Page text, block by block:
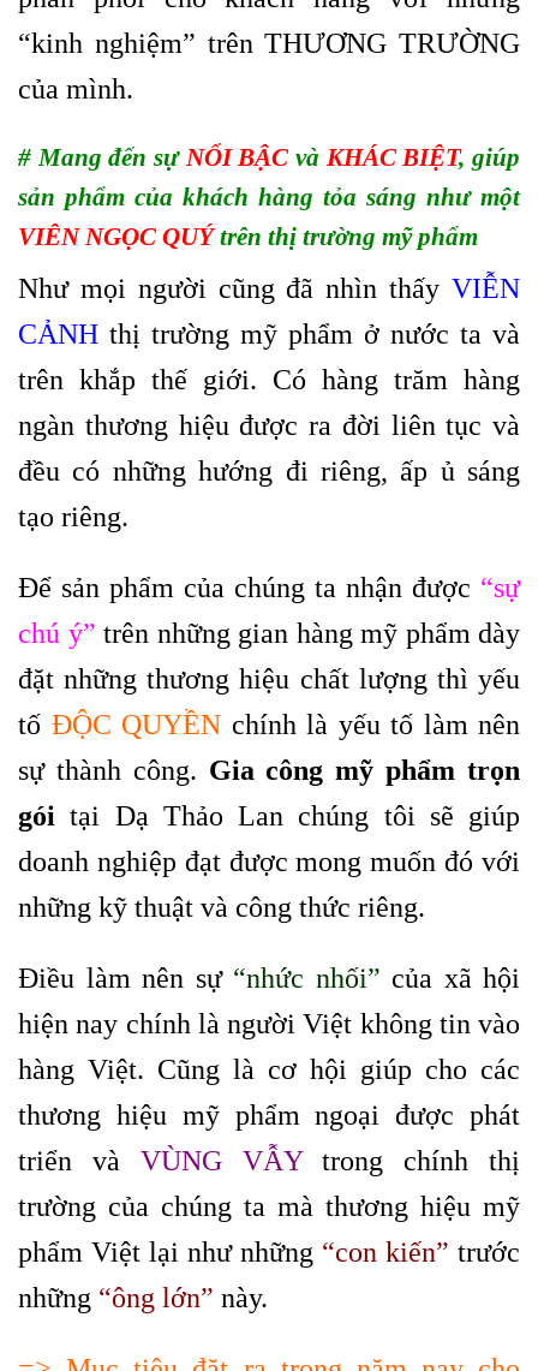
“kinh nghiệm” trên THƯƠNG TRƯỜNG
của mình.
# Mang đến sự NỔI BẬC và KHÁC BIỆT, giúp
sản phẩm của khách hàng tỏa sáng như một
VIÊN NGỌC QUÝtrên thị trường mỹ phẩm
Như mọi người cũng đã nhìn thấy VIỄN
CẢNH thị trường mỹ phẩm ở nước ta và
trên khắp thế giới. Có hàng trăm hàng
ngàn thương hiệu được ra đời liên tục và
đều có những hướng đi riêng, ấp ủ sáng
tạo riêng.
Để sản phẩm của chúng ta nhận được “sự
chú ý” trên những gian hàng mỹ phẩm dày
đặt những thương hiệu chất lượng thì yếu
tố ĐỘC QUYỀN chính là yếu tố làm nên
sự thành công. Gia công mỹ phẩm trọn
gói tại Dạ Thảo Lan chúng tôi sẽ giúp
doanh nghiệp đạt được mong muốn đó với
những kỹ thuật và công thức riêng.
Điều làm nên sự “nhức nhối” của xã hội
hiện nay chính là người Việt không tin vào
hàng Việt. Cũng là cơ hội giúp cho các
thương hiệu mỹ phẩm ngoại được phát
triển và VÙNG VẪYtrong chính thị
trường của chúng ta mà thương hiệu mỹ
phẩm Việt lại như những “con kiến” trước
những “ông lớn” này.